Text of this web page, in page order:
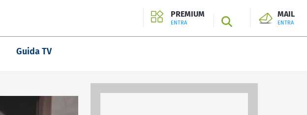
PREMIUM
ENTRA SEARCH
MAIL
ENTRA
Guida TV